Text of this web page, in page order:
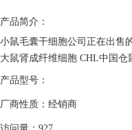
产品简介：
小鼠毛囊干细胞公司正在出售
大鼠肾成纤维细胞 CHL中国仓
产品型号：
厂商性质：经销商